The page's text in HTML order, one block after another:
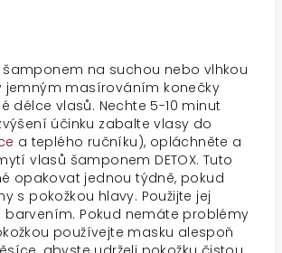
na suchou nebo vlhkou
jemným masírováním konečky
délce vlasů. Nechte 5-10 minut
účinku zabalte vlasy do
a teplého ručníku), opláchněte a
vlasů šamponem DETOX. Tuto
opakovat jednou týdně, pokud
s pokožkou hlavy. Použijte jej
barvením. Pokud nemáte problémy
používejte masku alespoň